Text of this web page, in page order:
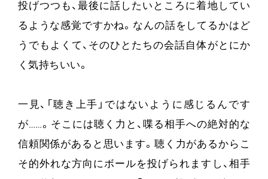
投げつつも、最後に話したいところに着地してい
るような感覚ですかね。なんの話をしてるかはど
うでもよくて、そのひとたちの会話自体がとにか
く気持ちいい。
一見、「聴き上手」ではないように感じるんです
が……。そこには聴く力と、喋る相手への絶対的な
信頼関係があると思います。聴く力があるからこ
そ的外れな方向にボールを投げられますし、相手